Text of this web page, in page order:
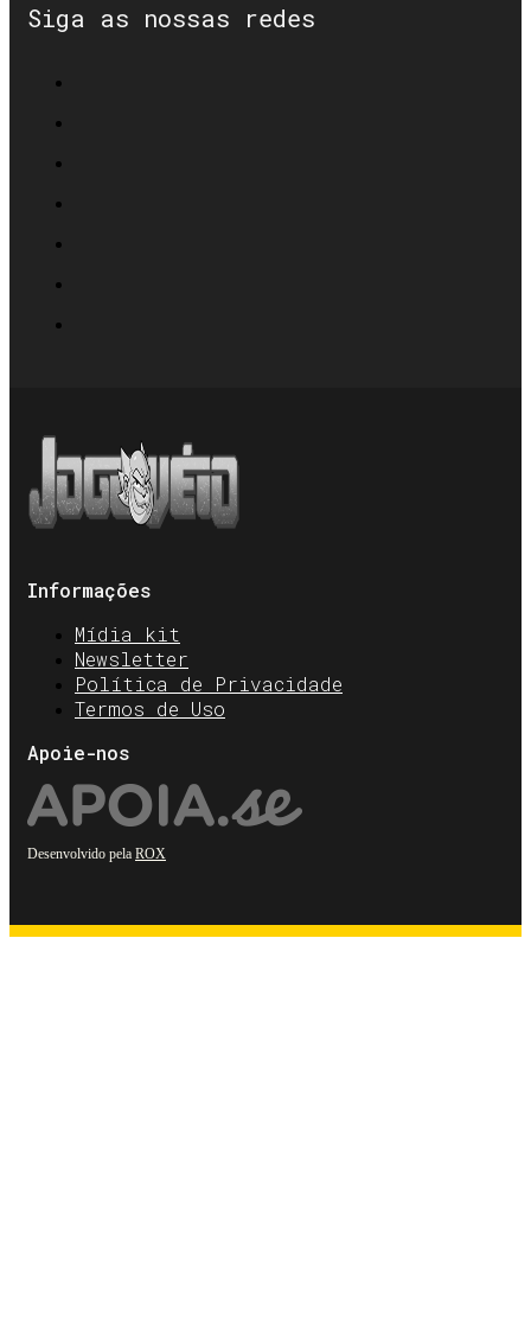
Siga as nossas redes
Informações
Mídia kit
Newsletter
Política de Privacidade
Termos de Uso
Apoie-nos
Desenvolvido pela ROX